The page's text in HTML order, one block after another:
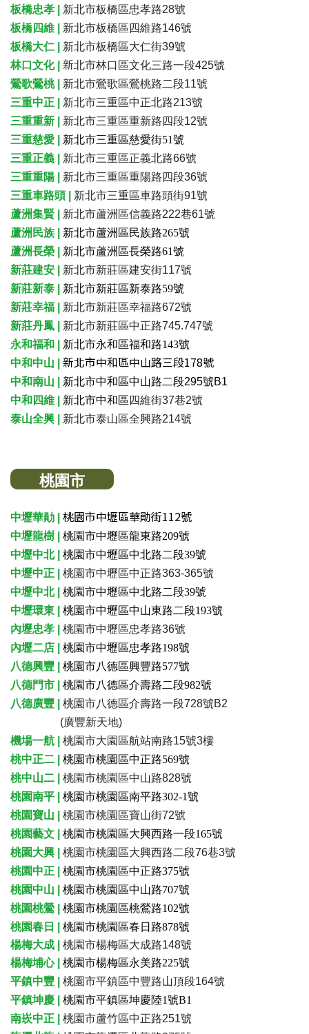
板橋忠孝 | 新北市板橋區忠孝路28號
板橋四維 | 新北市板橋區四維路146號
板橋大仁 | 新北市板橋區大仁街39號
林口文化 | 新北市林口區文化三路一段425號
鶯歌鶯桃| 新北市鶯歌區鶯桃路二段11號
三重中正 | 新北市三重區中正北路213號
三重重新 | 新北市三重區重新路四段12號
三重慈愛
新北市三重區慈愛街51號
三重正義 | 新北市三重區正義北路66號
三重重陽 | 新北市三重區重陽路四段36號
三重車路頭 | 新北市三重區車路頭街91號
蘆洲集賢 | 新北市蘆洲區信義路222巷61號
蘆洲民族 | 新北市蘆洲區民族路265號
蘆洲長榮 | 新北市蘆洲區長榮路61號
新莊建安
新北市新莊區建安街117號
新莊新泰 | 新北市新莊區新泰路59號
新莊幸福 | 新北市新莊區幸福路672號
新莊丹鳳 | 新北市新莊區中正路745.747號
永和福和
新北市永和區福和路143號
中和中山 | 新北市中和區中山路三段178號
中和南山 | 新北市中和區中山路二段295號B1
中和四維 | 新北市中和區 四維街37巷2號
泰山全興 | 新北市泰山區全興路214號
桃園市
中壢華勛 | 桃園市中壢區華勛街112號
中壢龍樹 | 桃園市中壢區龍東路209號
中壢中北 | 桃園市中壢區中北路二段39號
中壢中正 | 桃園市中壢區中正路363-365號
中壢中北 | 桃園市中壢區中北路二段39號
中壢環東 | 桃園市中壢區中山東路二段193號
內壢忠孝 | 桃園市中壢區忠孝路36號
內壢二店 | 桃園市中壢區忠孝路198號
八德興豐 | 桃園市八德區興豐路577號
八德門市 | 桃園市八德區介壽路二段982號
八德廣豐 | 桃園市八德區介壽路一段728號B2
(廣豐新天地)
機場一航 | 桃園市大園區航站南路15號3樓
桃中正二 | 桃園市桃園區中正路569號
桃中山二 | 桃園市桃園區中山路828號
桃園南平 | 桃園市桃園區南平路302-1號
桃園寶山 | 桃園市桃園區寶山街72號
桃園藝文 | 桃園市桃園區大興西路一段165號
桃園大興 | 桃園市桃園區大興西路二段76巷3號
桃園中正 | 桃園市桃園區中正路375號
桃園中山 | 桃園市桃園區中山路707號
桃園桃鶯 | 桃園市桃園區桃鶯路102號
桃園春日 | 桃園市桃園區春日路878號
楊梅大成 | 桃園市楊梅區大成路148號
楊梅埔心 | 桃園市楊梅區永美路225號
平鎮中豐 | 桃園市平鎮區中豐路山頂段164號
平鎮坤慶 | 桃園市平鎮區坤慶陸1號B1
南崁中正 | 桃園市蘆竹區中正路251號